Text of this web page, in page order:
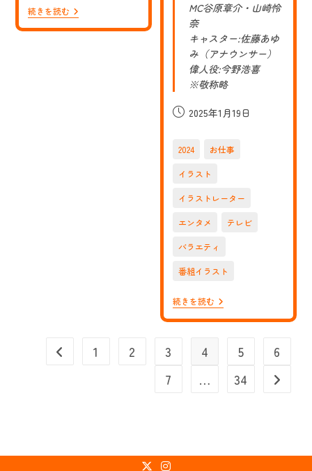
MC谷原章介・山崎怜
奈
キャスター:佐藤あゆ
み（アナウンサー）
偉人役:今野浩喜
※敬称略
投
開
日:
2025年1月19日
2024 お仕事
イラスト
イラストレーター
エンタメ テレビ
バラエティ
番組イラスト
続きを読む【お
仕
事】
収
続きを読む【お
仕
事】
み
前のページヘ
1 2 3 4 5
6
7
… 34 次のペ